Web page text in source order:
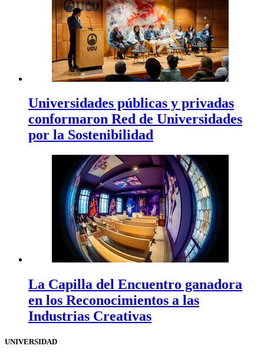
Universidades públicas y privadas
conformaron Red de Universidades
por la Sostenibilidad
La Capilla del Encuentro ganadora
en los Reconocimientos a las
Industrias Creativas
UNIVERSIDAD